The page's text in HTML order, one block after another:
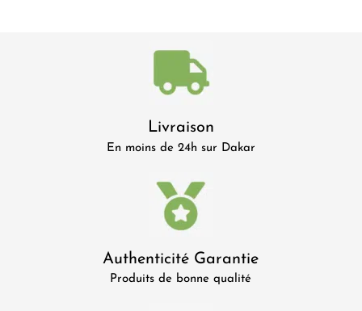
Livraison
En moins de 24h sur Dakar
Authenticité Garantie
Produits de bonne qualité